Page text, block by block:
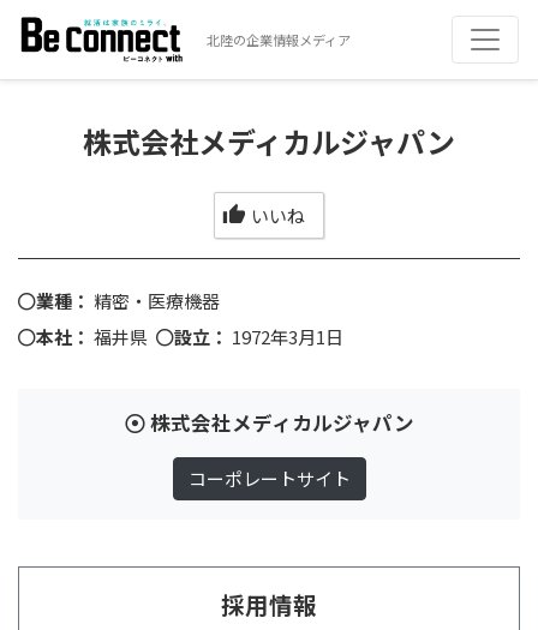
北陸の企業情報メディア
株式会社メディカルジャパン
いいね
業種： 精密・医療機器
本社： 福井県 設立： 1972年3月1日
株式会社メディカルジャパン
コーポレートサイト
採用情報